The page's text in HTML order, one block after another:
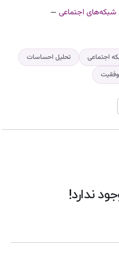
اجتماعی—
تحلیل احساسات
ندارد!